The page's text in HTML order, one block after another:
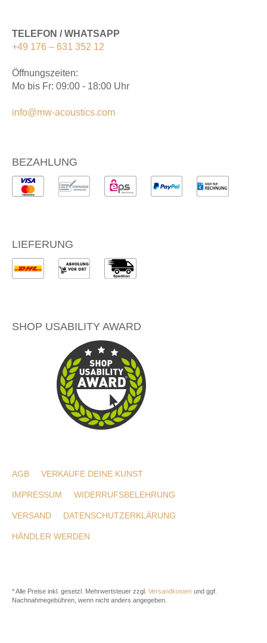
TELEFON / WHATSAPP
+49 176 – 631 352 12
Öffnungszeiten:
Mo bis Fr: 09:00 - 18:00 Uhr
info@mw-acoustics.com
BEZAHLUNG
LIEFERUNG
SHOP USABILITY AWARD
AGB VERKAUFE DEINE KUNST
IMPRESSUM WIDERRUFSBELEHRUNG
VERSAND DATENSCHUTZERKLÄRUNG
HÄNDLER WERDEN
* Alle Preise inkl. gesetzl. Mehrwertsteuer zzgl. Versandkosten und ggf.
Nachnahmegebühren, wenn nicht anders angegeben.